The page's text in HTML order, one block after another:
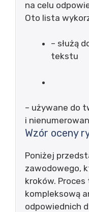
na celu
Oto lista
– służą
tekstu
– używane do
i
Wzór oceny
Poniżej
zawodowego,
kroków.
kompleksową
odpowiednich